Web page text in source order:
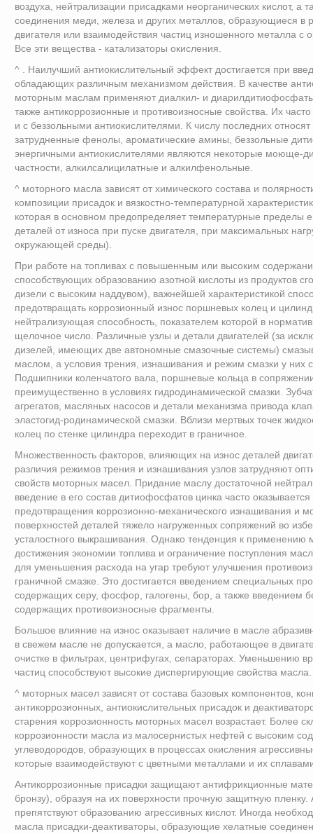
воздуха, нейтрализации присадками неорганических кислот, а
соединения меди, железа и других металлов, образующиеся в
двигателя или взаимодействия частиц изношенного металла с
Все эти вещества - катализаторы окисления.
^ . Наилучший антиокислительный эффект достигается при
обладающих различным механизмом действия. В качестве
моторным маслам применяют диалкил- и
также антикоррозионные и противоизносные свойства. Их
и с беззольными антиокислителями. К числу последних относят
затрудненные фенолы, ароматические амины, беззольные
энергичными антиокислителями являются некоторые моюще-
частности, алкилсалицилатные и алкилфенольные.
^ моторного масла зависят от химического состава и
композиции присадок и вязкостно-температурной
которая в основном предопределяет температурные пределы
деталей от износа при пуске двигателя, при максимальных
окружающей среды).
При работе на топливах с повышенным или высоким
способствующих образованию азотной кислоты из продуктов
дизели с высоким наддувом), важнейшей характеристикой
предотвращать коррозионный износ поршневых колец и
нейтрализующая способность, показателем которой в
щелочное число. Различные узлы и детали двигателей (за
дизелей, имеющих две автономные смазочные системы)
маслом, а условия трения, изнашивания и режим смазки у них
Подшипники коленчатого вала, поршневые кольца в
преимущественно в условиях гидродинамической смазки.
агрегатов, масляных насосов и детали механизма привода
эластогид-родинамической смазки. Вблизи мертвых точек
колец по стенке цилиндра переходит в граничное.
Множественность факторов, влияющих на износ деталей
различия режимов трения и изнашивания узлов затрудняют
свойств моторных масел. Придание маслу достаточной
введение в его состав дитиофосфатов цинка часто
предотвращения коррозионно-механического изнашивания и
поверхностей деталей тяжело нагруженных сопряжений во
усталостного выкрашивания. Однако тенденция к применению
достижения экономии топлива и ограничение поступления
для уменьшения расхода на угар требуют улучшения
граничной смазке. Это достигается введением специальных
содержащих серу, фосфор, галогены, бор, а также введением
содержащих противоизносные фрагменты.
Большое влияние на износ оказывает наличие в масле
в свежем масле не допускается, а масло, работающее в
очистке в фильтрах, центрифугах, сепараторах. Уменьшению
частиц способствуют высокие диспергирующие свойства масла.
^ моторных масел зависят от состава базовых компонентов,
антикоррозионных, антиокислительных присадок и
старения коррозионность моторных масел возрастает. Более
коррозионности масла из малосернистых нефтей с высоким
углеводородов, образующих в процессах окисления
которые взаимодействуют с цветными металлами и их
Антикоррозионные присадки защищают антифрикционные
бронзу), образуя на их поверхности прочную защитную пленку.
препятствуют образованию агрессивных кислот. Иногда
масла присадки-деактиваторы, образующие хелатные